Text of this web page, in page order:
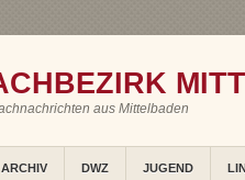
aus Mittelbaden
ARCHIV DWZ JUGEND